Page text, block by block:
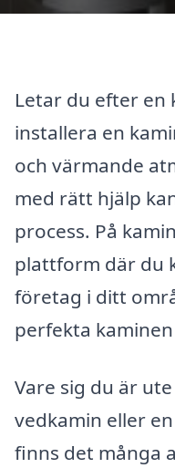
Letar du efter en
installera en
och värmande
med rätt hjälp
process. På
plattform där du
företag i ditt
perfekta
Vare sig du är
vedkamin eller
finns det många